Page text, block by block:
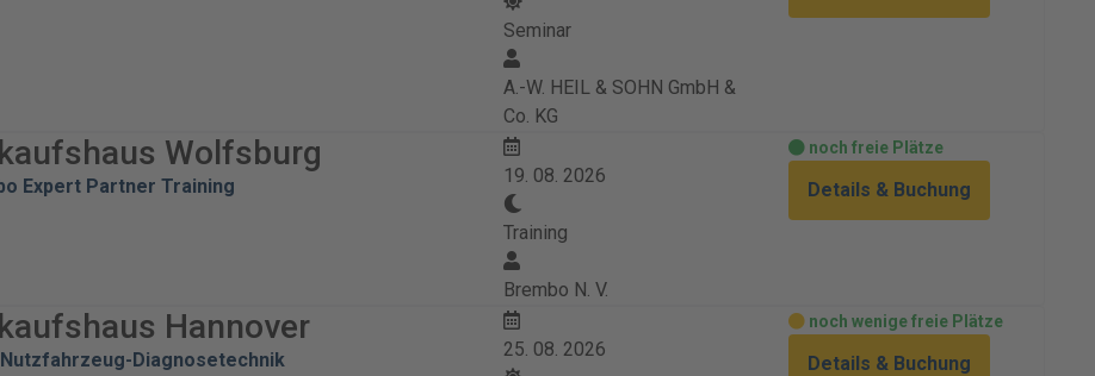
Seminar
A.-W. HEIL & SOHN GmbH &
Co. KG
Wolfsburg
Expert Partner Training 19. 08. 2026
Training
Brembo N. V.
noch freie Plätze
Details & Buchung
Hannover
Nutzfahrzeug-Diagnosetechnik 25. 08. 2026
noch wenige freie Plätze
Details & Buchung